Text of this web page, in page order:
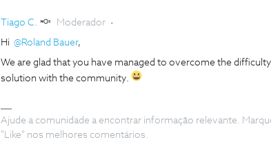
Tiago C. Moderador
Hi @Roland Bauer,
We are glad that you have managed to overcome the
solution with the community.
Ajude a comunidade a encontrar informação relevante.
"Like" nos melhores comentários.